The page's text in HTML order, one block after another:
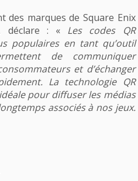
des marques de Square Enix
déclare : « Les codes QR
populaires en tant qu’outil
de communiquer
et d’échanger
La technologie QR
pour diffuser les médias
associés à nos jeux.